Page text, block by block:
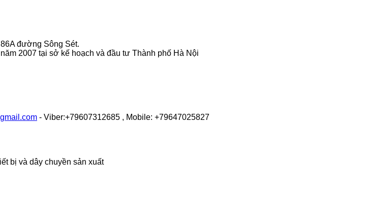
đường Sông Sét.
2007 tại sở kế hoạch và đầu tư Thành phố Hà Nội
- Viber:+79607312685 , Mobile: +79647025827
bị và dây chuyền sản xuất